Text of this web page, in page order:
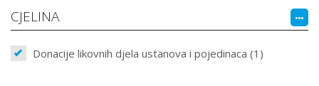
CJELINA
Donacije likovnih djela ustanova i pojedinaca (1)